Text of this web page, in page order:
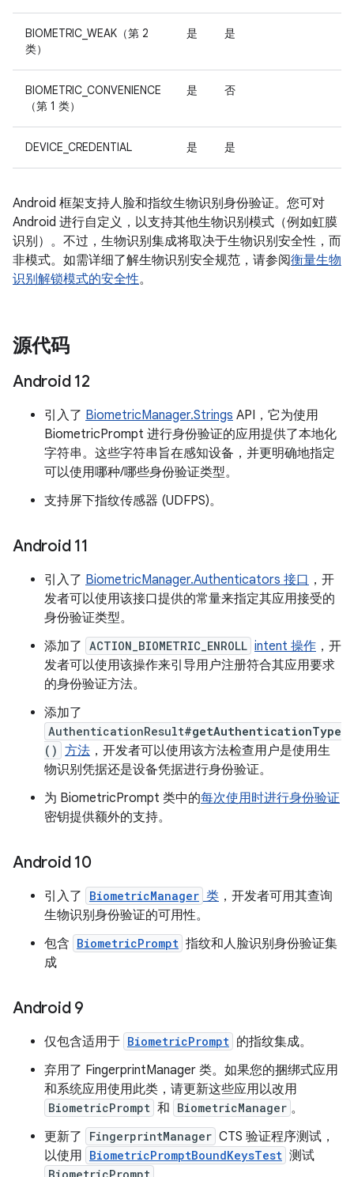
BIOMETRIC_WEAK（第 2
类）
是 是
BIOMETRIC_CONVENIENCE
（第 1 类）
是 否
DEVICE_CREDENTIAL 是 是
Android 框架支持人脸和指纹生物识别身份验证。您可对
Android 进行自定义，以支持其他生物识别模式（例如虹膜
识别）。不过，生物识别集成将取决于生物识别安全性，而
非模式。如需详细了解生物识别安全规范，请参阅衡量生物
识别解锁模式的安全性。
源代码
Android 12
引入了 BiometricManager.Strings API，它为使用
BiometricPrompt 进行身份验证的应用提供了本地化
字符串。这些字符串旨在感知设备，并更明确地指定
可以使用哪种/哪些身份验证类型。
支持屏下指纹传感器 (UDFPS)。
Android 11
引入了 BiometricManager.Authenticators 接口 ，开
发者可以使用该接口提供的常量来指定其应用接受的
身份验证类型。
添加了 ACTION_BIOMETRIC_ENROLL intent 操作 ，开
发者可以使用该操作来引导用户注册符合其应用要求
的身份验证方法。
添加了
AuthenticationResult#getAuthenticationType
() 方法 ，开发者可以使用该方法检查用户是使用生
物识别凭据还是设备凭据进行身份验证。
为 BiometricPrompt 类中的每次使用时进行身份验证
密钥提供额外的支持。
Android 10
引入了 BiometricManager 类 ，开发者可用其查询
生物识别身份验证的可用性。
包含 BiometricPrompt 指纹和人脸识别身份验证集
成
Android 9
仅包含适用于 BiometricPrompt 的指纹集成。
弃用了 FingerprintManager 类。如果您的捆绑式应用
和系统应用使用此类，请更新这些应用以改用
BiometricPrompt 和 BiometricManager 。
更新了
FingerprintManager CTS 验证程序测试，
以使用 BiometricPromptBoundKeysTest 测试